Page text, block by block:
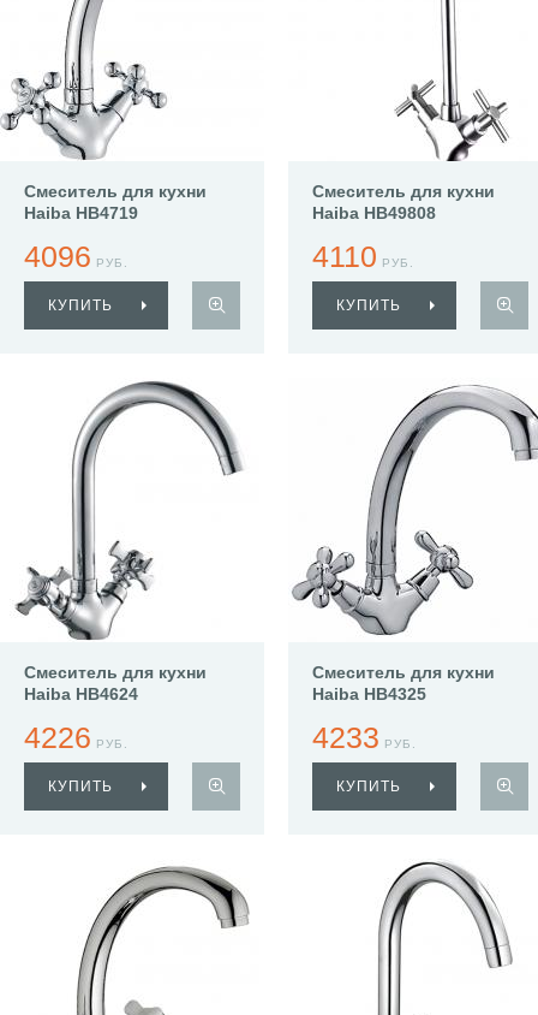
Смеситель для кухни
Haiba HB4719
4096 РУБ.
КУПИТЬ
Смеситель для кухни
Haiba HB49808
4110 РУБ.
КУПИТЬ
Смеситель для кухни
Haiba HB4624
4226 РУБ.
КУПИТЬ
Смеситель для кухни
Haiba HB4325
4233 РУБ.
КУПИТЬ